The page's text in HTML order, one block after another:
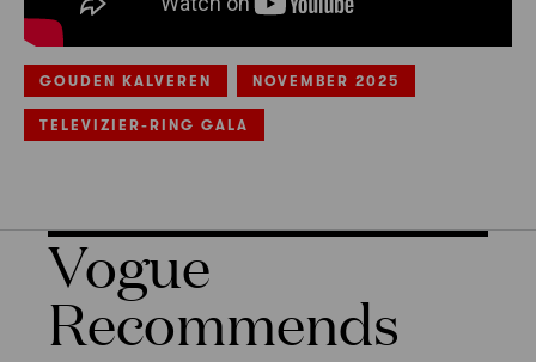
GOUDEN KALVEREN NOVEMBER 2025
TELEVIZIER-RING GALA
Vogue
Recommends